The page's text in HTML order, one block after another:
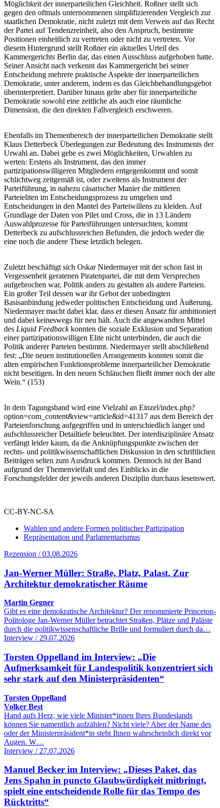
Möglichkeit der innerparteilichen Gleichheit. Roßner stellt sich
gegen den oftmals unternommenen simplifizierenden Vergleich zur
staatlichen Demokratie, nicht zuletzt mit dem Verweis auf das Recht
der Partei auf Tendenzreinheit, also den Anspruch, bestimmte
Positionen einheitlich zu vertreten oder nicht zu vertreten. Vor
diesem Hintergrund stellt Roßner ein aktuelles Urteil des
Kammergerichts Berlin dar, das einen Ausschluss aufgehoben hatte.
Seiner Ansicht nach verkennt das Kammergericht bei seiner
Entscheidung mehrere praktische Aspekte der innerparteilichen
Demokratie, unter anderem, indem es das Gleichbehandlungsgebot
überinterpretiert. Darüber hinaus gelte aber für innerparteiliche
Demokratie sowohl eine zeitliche als auch eine räumliche
Dimension, die den direkten Fallvergleich erschweren.
Ebenfalls im Themenbereich der innerparteilichen Demokratie stellt
Klaus Detterbeck Überlegungen zur Bedeutung des Instruments der
Urwahl an. Dabei gebe es zwei Möglichkeiten, Urwahlen zu
werten: Erstens als Instrument, das den immer
partizipationswilligeren Mitgliedern entgegenkommt und somit
schlichtweg zeitgemäß ist, oder zweitens als Instrument der
Parteiführung, in nahezu cäsarischer Manier die mittleren
Parteieliten im Entscheidungsprozess zu umgehen und
Entscheidungen in den Mantel des Parteiwillens zu kleiden. Auf
Grundlage der Daten von Pilet und Cross, die in 13 Ländern
Auswahlprozesse für Parteiführungen untersuchten, kommt
Detterbeck zu aufschlussreichen Befunden, die jedoch weder die
eine noch die andere These letztlich belegen.
Zuletzt beschäftigt sich Oskar Niedermayer mit der schon fast in
Vergessenheit geratenen Piratenpartei, die mit dem Versprechen
aufgebrochen war, Politik anders zu gestalten als andere Parteien.
Ein großer Teil dessen war ihr Gebot der unbedingten
Basisanbindung jedweder politischen Entscheidung und Äußerung.
Niedermayer macht dabei klar, dass er diesen Ansatz für ambitioniert
und dabei keineswegs für neu hält. Auch die angewandten Mittel
des Liquid Feedbackkonnten die soziale Exklusion und Separation
einer partizipationswilligen Elite nicht unterbinden, die auch die
Politik anderer Parteien bestimmt. Niedermayer stellt abschließend
fest: „Die neuen institutionellen Arrangements konnten somit die
alten empirischen Funktionsprobleme innerparteilicher Demokratie
nicht beseitigen. In den neuen Schläuchen fließt immer noch der alte
Wein.“ (153)
In dem Tagungsband wird eine Vielzahl an Einzel/index.php?
option=com_content&view=article&id=41317 aus dem Bereich der
Parteienforschung aufgegriffen und in unterschiedlich langer und
aufschlussreicher Detailtiefe beleuchtet. Der interdisziplinäre Ansatz
verfängt leider kaum, da die Anknüpfungspunkte zwischen der
rechts- und politikwissenschaftlichen Diskussion in den schriftlichen
Beiträgen selten zum Ausdruck kommen. Dennoch ist der Band
aufgrund der Themenvielfalt und des Einblicks in die
Forschungsfelder der jeweils anderen Disziplin durchaus lesenswert.
CC-BY-NC-SA
Wahlen und andere Formen politischer Partizipation
Repräsentation und Parlamentarismus
Rezension / 03.08.2026
Jan-Werner Müller: Straße, Platz, Palast. Zur
Architektur demokratischer Räume
Martin Gegner
Gibt es eine demokratische Architektur? Der renommierte Princeton-
Politologe Jan-Werner Müller betrachtet Straßen, Plätze und Paläste
durch die politikwissenschaftliche Brille und formuliert durch da…
Interview / 29.07.2026
Torsten Oppelland im Interview: „Die
Aufmerksamkeit für Landespolitik konzentriert sich
sehr stark auf den Ministerpräsidenten“
Torsten Oppelland
Volker Best
Hand aufs Herz, wie viele Minister*innen Ihres Bundeslands
können Sie namentlich aufzählen? Nicht viele? Aber der Name des
oder der Ministerpräsident*in steht Ihnen wahrscheinlich direkt vor
Augen. W…
Interview / 27.07.2026
Manuel Becker im Interview: „Dieses Paket, das
Jens Spahn in puncto Glaubwürdigkeit mitbringt,
spielt eine entscheidende Rolle für das Tempo des
Rücktritts“